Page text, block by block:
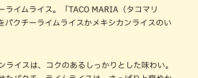
ライムライス。「TACO MARIA（タコマリ
パクチーライムライスかメキシカンライスのい
ライスは、コクのあるしっかりとした味わい。